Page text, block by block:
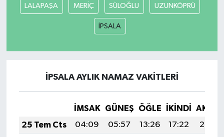
LALAPAŞA MERİÇ SÜLOĞLU UZUNKÖPRÜ
İPSALA
İPSALA AYLIK NAMAZ VAKITLERI
İMSAK GÜNEŞ ÖĞLE İKINDI
25 Tem Cts
04:09 05:57 13:26 17:22
20:45